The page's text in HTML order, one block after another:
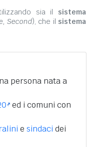
sia il sistema
Second), che il sistema
persona nata a
ed i comuni con
e sindaci dei